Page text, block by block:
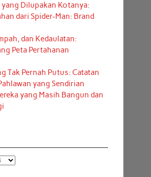
yang Dilupakan Kotanya:
dari Spider-Man: Brand
dan Kedaulatan:
Peta Pertahanan
Tak Pernah Putus: Catatan
yang Sendirian
yang Masih Bangun dan